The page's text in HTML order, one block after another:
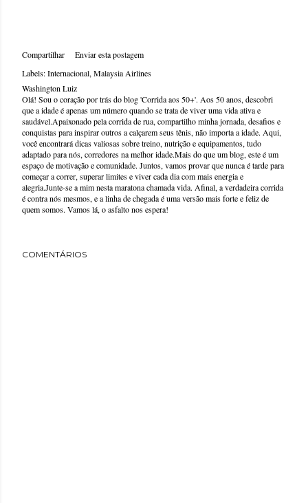
Compartilhar
Enviar esta postagem
Labels:Internacional Malaysia Airlines
Washington Luiz
Olá! Sou o coração por trás do blog 'Corrida aos 50+'. Aos 50 anos, descobri
que a idade é apenas um número quando se trata de viver uma vida ativa e
saudável.Apaixonado pela corrida de rua, compartilho minha jornada, desafios e
conquistas para inspirar outros a calçarem seus tênis, não importa a idade. Aqui,
você encontrará dicas valiosas sobre treino, nutrição e equipamentos, tudo
adaptado para nós, corredores na melhor idade.Mais do que um blog, este é um
espaço de motivação e comunidade. Juntos, vamos provar que nunca é tarde para
começar a correr, superar limites e viver cada dia com mais energia e
alegria.Junte-se a mim nesta maratona chamada vida. Afinal, a verdadeira corrida
é contra nós mesmos, e a linha de chegada é uma versão mais forte e feliz de
quem somos. Vamos lá, o asfalto nos espera!
COMENTÁRIOS